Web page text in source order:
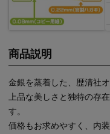
商品説明
金銀を蒸着した、歴清社
上品な美しさと独特の存
す。
価格もお求めやすく、内